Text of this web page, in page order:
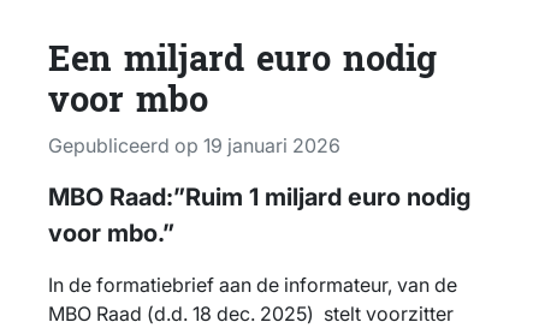
Een miljard euro nodig
voor mbo
Gepubliceerd op 19 januari 2026
MBO Raad:”Ruim 1 miljard euro nodig
voor mbo.”
In de formatiebrief aan de informateur, van de
MBO Raad (d.d. 18 dec. 2025) stelt voorzitter